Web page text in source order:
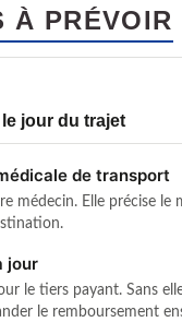
À PRÉVOIR
jour du trajet
de transport
médecin. Elle précise le
jour
le tiers payant. Sans
le remboursement